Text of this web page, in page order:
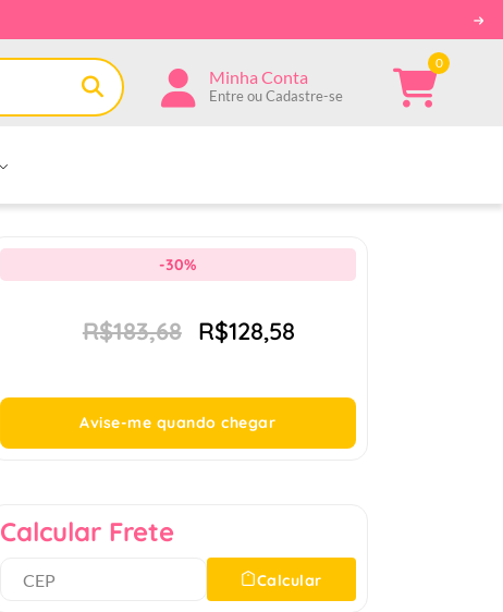
Minha Conta
Entre ou Cadastre-se
0
-30%
R$183,68 R$128,58
Avise-me quando chegar
Calcular Frete
Calcular